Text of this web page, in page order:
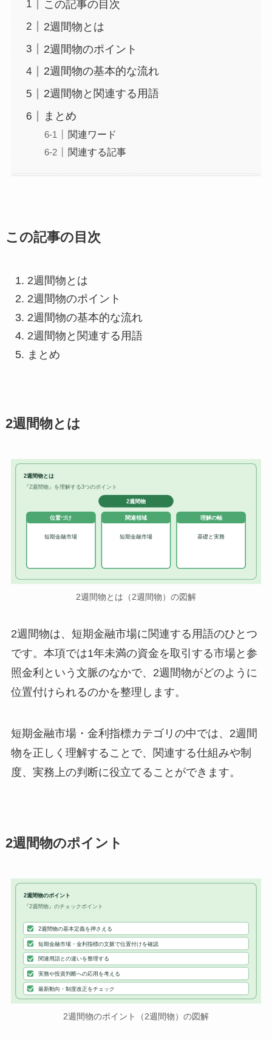
この記事の目次
2週間物とは
2週間物のポイント
2週間物の基本的な流れ
2週間物と関連する用語
まとめ
関連ワード
関連する記事
この記事の目次
2週間物とは
2週間物のポイント
2週間物の基本的な流れ
2週間物と関連する用語
まとめ
2週間物とは
2週間物とは
『2週間物』を理解する3つのポイント
2週間物
位置づけ
短期金融市場
関連領域
短期金融市場
理解の軸
基礎と実務
2週間物とは（2週間物）の図解
2週間物は、短期金融市場に関連する用語のひとつ
です。本項では1年未満の資金を取引する市場と参
照金利という文脈のなかで、2週間物がどのように
位置付けられるのかを整理します。
短期金融市場・金利指標カテゴリの中では、2週間
物を正しく理解することで、関連する仕組みや制
度、実務上の判断に役立てることができます。
2週間物のポイント
2週間物のポイント
『2週間物』のチェックポイント
2週間物の基本定義を押さえる
短期金融市場・金利指標の文脈で位置付けを確認
関連用語との違いを整理する
実務や投資判断への応用を考える
最新動向・制度改正をチェック
2週間物のポイント（2週間物）の図解